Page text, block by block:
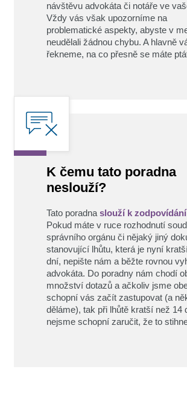
návštěvu advokáta či notáře ve
Vždy vás však upozorníme na
problematické aspekty, abyste v
neudělali žádnou chybu. A hlavně
řekneme, na co přesně se máte
K čemu tato poradna
neslouží?
Tato poradna slouží k
Pokud máte v ruce rozhodnutí
správního orgánu či nějaký jiný
stanovující lhůtu, která je nyní
dní, nepište nám a běžte rovnou
advokáta. Do poradny nám chodí
množství dotazů a ačkoliv jsme
schopní vás začít zastupovat (a
děláme), tak při lhůtě kratší než 14
nejsme schopní zaručit, že to